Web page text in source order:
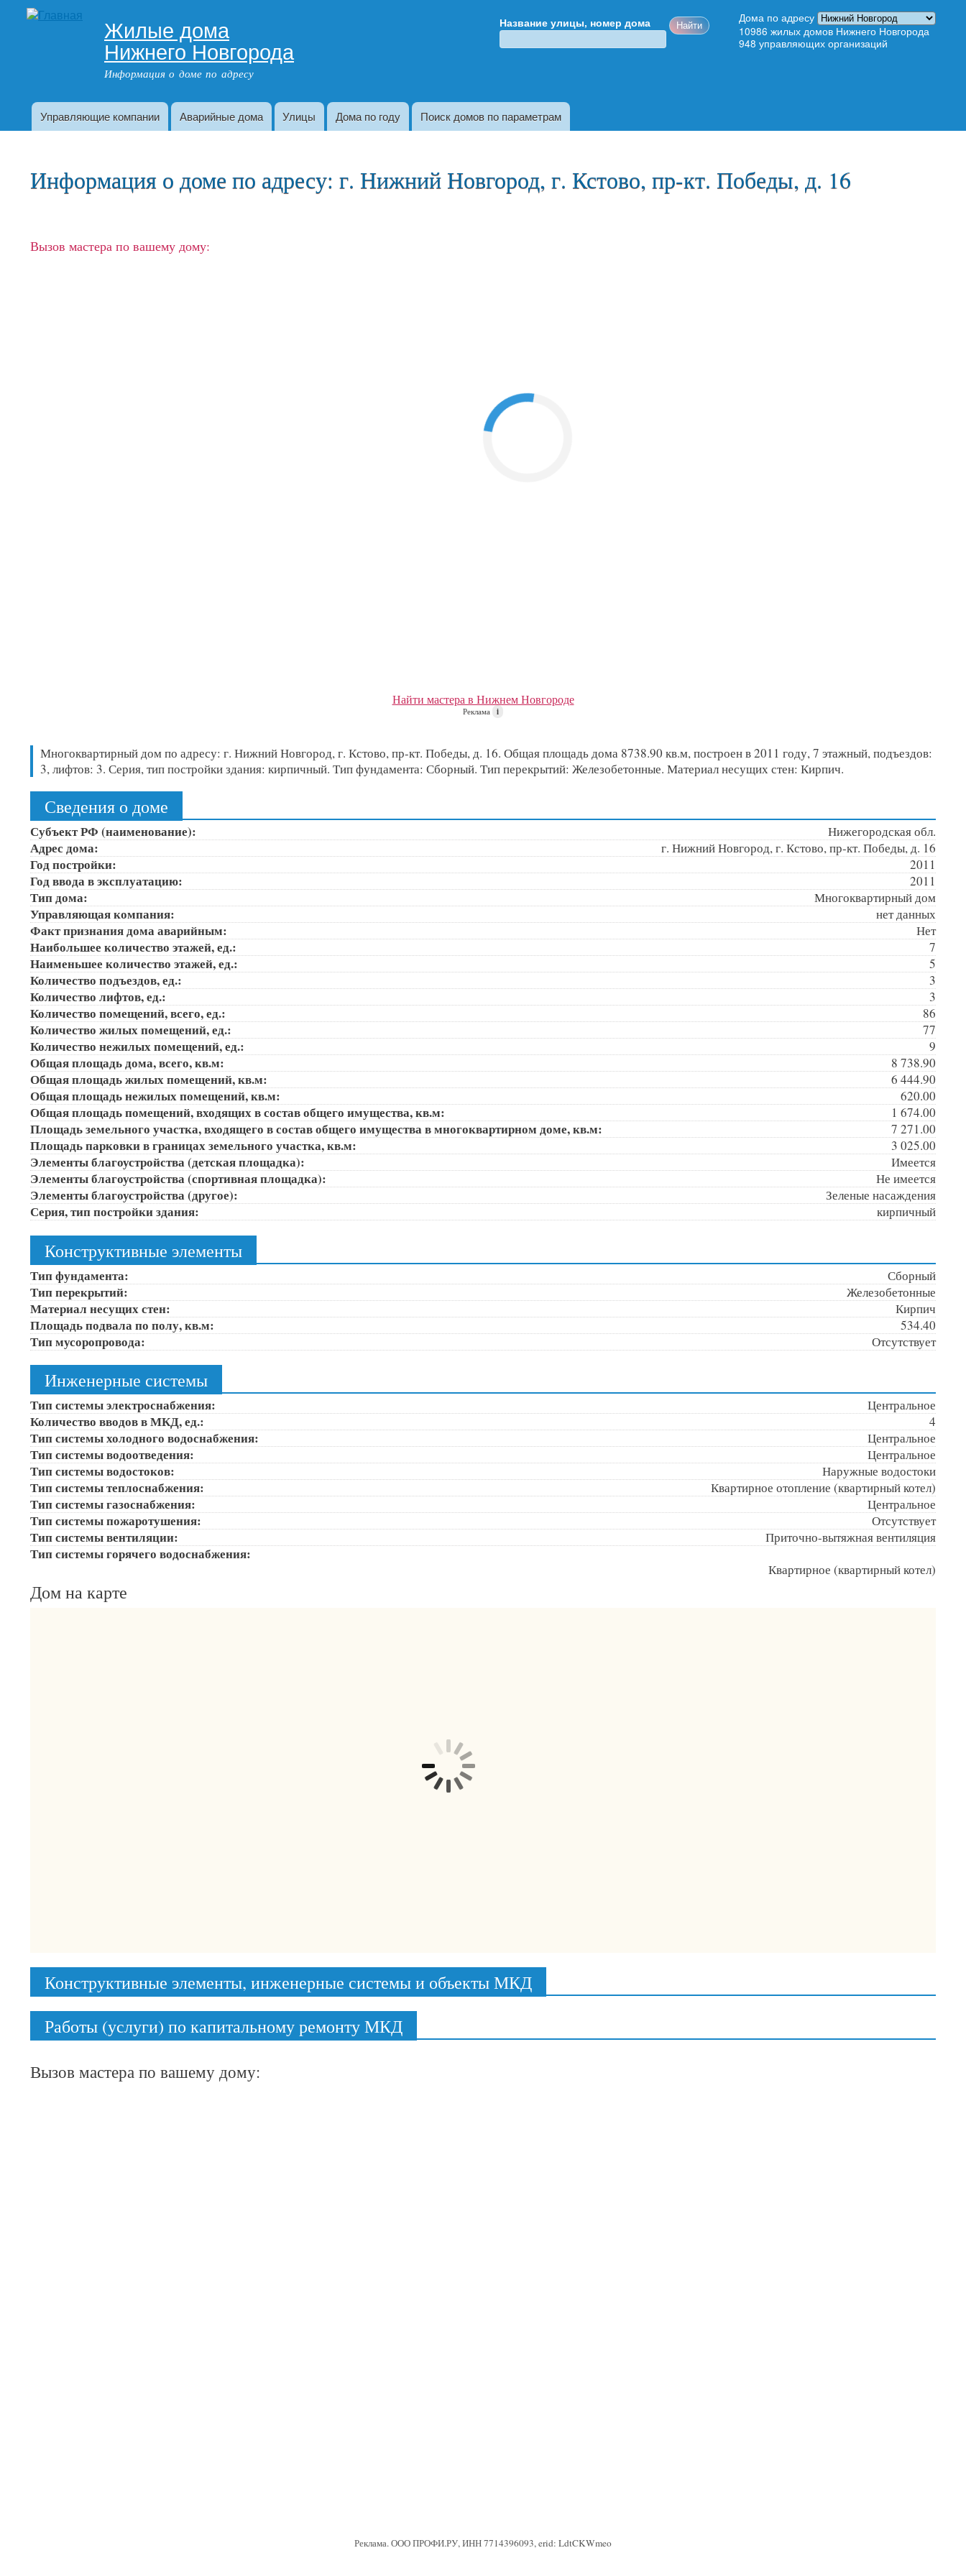
Жилые дома
Нижнего Новгорода
Информация о доме по адресу
Название улицы, номер дома
Дома по адресу
10986 жилых домов Нижнего Новгорода
948 управляющих организаций
Главное меню
Управляющие компании Аварийные дома Улицы Дома по году Поиск домов по параметрам
Информация о доме по адресу: г. Нижний Новгород, г. Кстово, пр-кт. Победы, д. 16
Вызов мастера по вашему дому:
Найти мастера в Нижнем Новгороде
Реклама i
Многоквартирный дом по адресу: г. Нижний Новгород, г. Кстово, пр-кт. Победы, д. 16. Общая площадь дома 8738.90 кв.м, построен в 2011 году, 7 этажный, подъездов:
3, лифтов: 3. Серия, тип постройки здания: кирпичный. Тип фундамента: Сборный. Тип перекрытий: Железобетонные. Материал несущих стен: Кирпич.
Сведения о доме
Субъект РФ (наименование): Нижегородская обл.
Адрес дома: г. Нижний Новгород, г. Кстово, пр-кт. Победы, д. 16
Год постройки: 2011
Год ввода в эксплуатацию: 2011
Тип дома: Многоквартирный дом
Управляющая компания: нет данных
Факт признания дома аварийным: Нет
Наибольшее количество этажей, ед.: 7
Наименьшее количество этажей, ед.: 5
Количество подъездов, ед.: 3
Количество лифтов, ед.: 3
Количество помещений, всего, ед.: 86
Количество жилых помещений, ед.: 77
Количество нежилых помещений, ед.: 9
Общая площадь дома, всего, кв.м: 8 738.90
Общая площадь жилых помещений, кв.м: 6 444.90
Общая площадь нежилых помещений, кв.м: 620.00
Общая площадь помещений, входящих в состав общего имущества, кв.м: 1 674.00
Площадь земельного участка, входящего в состав общего имущества в многоквартирном доме, кв.м: 7 271.00
Площадь парковки в границах земельного участка, кв.м: 3 025.00
Элементы благоустройства (детская площадка): Имеется
Элементы благоустройства (спортивная площадка): Не имеется
Элементы благоустройства (другое): Зеленые насаждения
Серия, тип постройки здания: кирпичный
Конструктивные элементы
Тип фундамента: Сборный
Тип перекрытий: Железобетонные
Материал несущих стен: Кирпич
Площадь подвала по полу, кв.м: 534.40
Тип мусоропровода: Отсутствует
Инженерные системы
Тип системы электроснабжения: Центральное
Количество вводов в МКД, ед.: 4
Тип системы холодного водоснабжения: Центральное
Тип системы водоотведения: Центральное
Тип системы водостоков: Наружные водостоки
Тип системы теплоснабжения: Квартирное отопление (квартирный котел)
Тип системы газоснабжения: Центральное
Тип системы пожаротушения: Отсутствует
Тип системы вентиляции: Приточно-вытяжная вентиляция
Тип системы горячего водоснабжения:
Квартирное (квартирный котел)
Дом на карте
Конструктивные элементы, инженерные системы и объекты МКД
Работы (услуги) по капитальному ремонту МКД
Вызов мастера по вашему дому:
Реклама. ООО ПРОФИ.РУ, ИНН 7714396093, erid: LdtCKWmeo